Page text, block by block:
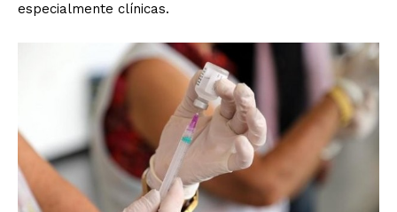
especialmente clínicas.